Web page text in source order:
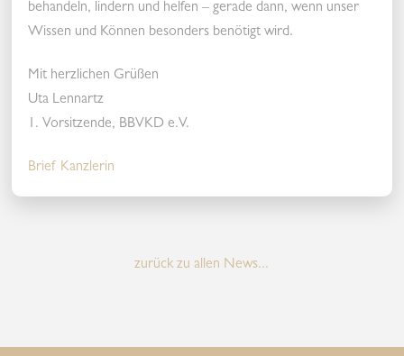
behandeln, lindern und helfen – gerade dann, wenn unser
Wissen und Können besonders benötigt wird.
Mit herzlichen Grüßen
Uta Lennartz
1. Vorsitzende, BBVKD e.V.
Brief Kanzlerin
zurück zu allen News...